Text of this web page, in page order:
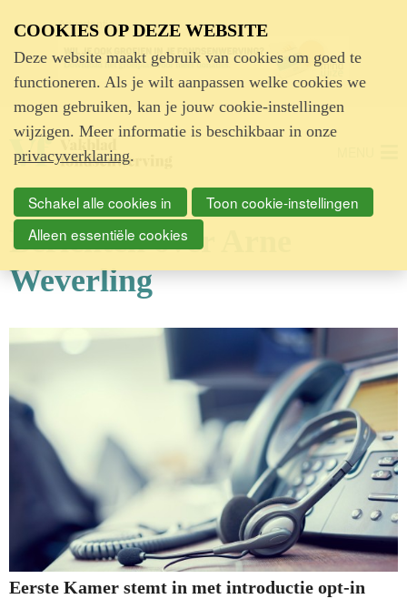
Advertentie
Berichten over Arne
Weverling
Eerste Kamer stemt in met introductie opt-in
COOKIES OP DEZE WEBSITE
Deze website maakt gebruik van cookies om goed te
functioneren. Als je wilt aanpassen welke cookies we
mogen gebruiken, kan je jouw cookie-instellingen
wijzigen. Meer informatie is beschikbaar in onze
privacyverklaring.
Schakel alle cookies in
Toon cookie-instellingen
Alleen essentiële cookies